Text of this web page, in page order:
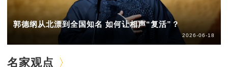
郭德纲从北漂到全国知名 如何让相声“复活”？
2026-06-18
名家观点